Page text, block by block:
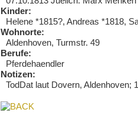
Kinder:
Helene *1815?, Andreas *1818,
Wohnorte:
Aldenhoven, Turmstr. 49
Berufe:
Pferdehaendler
Notizen:
TodDat laut Dovern, Aldenhoven;